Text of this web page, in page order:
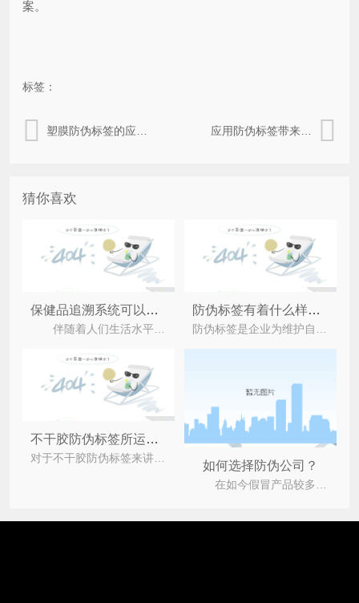
案。
标签：
塑膜防伪标签的应用有什么好处？ 应用防伪标签带来了什么优势好处？
猜你喜欢
保健品追溯系统可以带来哪些价值作用？ 防伪标签有着什么样的原理呢？
不干胶防伪标签所运用的材料有哪些呢？
如何选择防伪公司？
在如今假冒产品较多的市场上，防伪标签的出现，深受众多企业的喜爱，但是，企业如何选择防伪公司定制